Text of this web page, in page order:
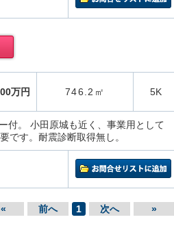
万円 746.2㎡ 5K
付。 小田原城も近く、事業用として
です。耐震診断取得無し。
« 前へ 1 次へ »